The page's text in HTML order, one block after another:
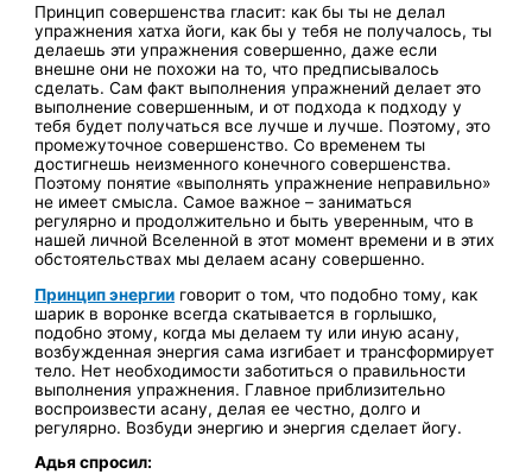
Принцип совершенства гласит: как бы ты не делал
упражнения хатха йоги, как бы у тебя не получалось, ты
делаешь эти упражнения совершенно, даже если
внешне они не похожи на то, что предписывалось
сделать. Сам факт выполнения упражнений делает это
выполнение совершенным, и от подхода к подходу у
тебя будет получаться все лучше и лучше. Поэтому, это
промежуточное совершенство. Со временем ты
достигнешь неизменного конечного совершенства.
Поэтому понятие «выполнять упражнение неправильно»
не имеет смысла. Самое важное – заниматься
регулярно и продолжительно и быть уверенным, что в
нашей личной Вселенной в этот момент времени и в этих
обстоятельствах мы делаем асану совершенно.
Принцип энергии говорит о том, что подобно тому, как
шарик в воронке всегда скатывается в горлышко,
подобно этому, когда мы делаем ту или иную асану,
возбужденная энергия сама изгибает и трансформирует
тело. Нет необходимости заботиться о правильности
выполнения упражнения. Главное приблизительно
воспроизвести асану, делая ее честно, долго и
регулярно. Возбуди энергию и энергия сделает йогу.
Адья спросил: